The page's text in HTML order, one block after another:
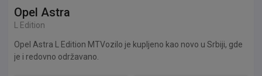
pre kupovine. Prodavac ne snosi odgovornost za eventualne
greške u oglasu niti za bilo kakvu štetu nastalu korišćenjem
jeftinije vozilo do 2.000 kubika uz vašu doplatu... Molio bih da
pre nego mi ponudite vaše vozilo u zamenu, proverite njegovu
Opel Astra
L Edition
Opel Astra L Edition MTVozilo je kupljeno kao novo u Srbiji, gde
je i redovno održavano.